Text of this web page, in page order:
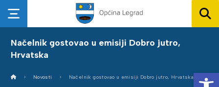
Načelnik gostovao u emisiji Dobro jutro,
Hrvatska
Novosti Načelnik gostovao u emisiji Dobro jutro, Hrvatska